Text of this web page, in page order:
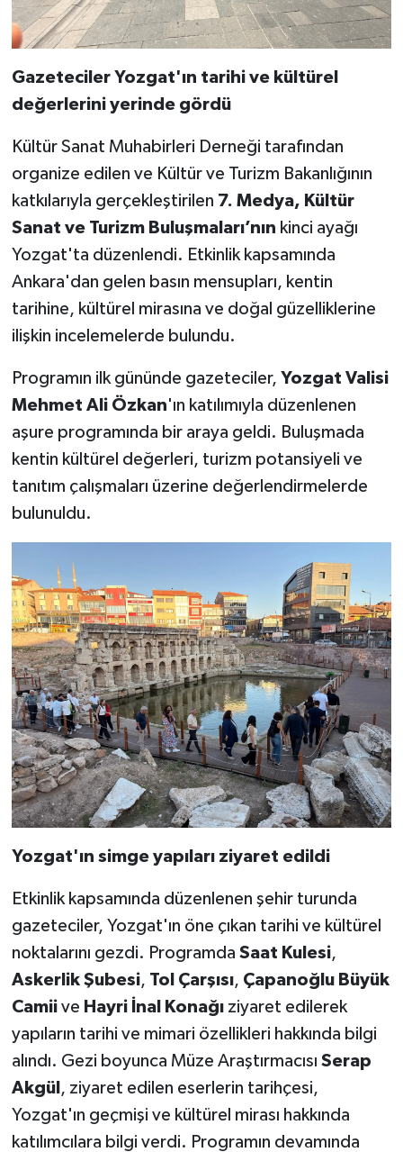
Gazeteciler Yozgat'ın tarihi ve kültürel
değerlerini yerinde gördü
Kültür Sanat Muhabirleri Derneği tarafından
organize edilen ve Kültür ve Turizm Bakanlığının
katkılarıyla gerçekleştirilen 7. Medya, Kültür
Sanat ve Turizm Buluşmaları’nın kinci ayağı
Yozgat'ta düzenlendi. Etkinlik kapsamında
Ankara'dan gelen basın mensupları, kentin
tarihine, kültürel mirasına ve doğal güzelliklerine
ilişkin incelemelerde bulundu.
Programın ilk gününde gazeteciler, Yozgat Valisi
Mehmet Ali Özkan'ın katılımıyla düzenlenen
aşure programında bir araya geldi. Buluşmada
kentin kültürel değerleri, turizm potansiyeli ve
tanıtım çalışmaları üzerine değerlendirmelerde
bulunuldu.
Yozgat'ın simge yapıları ziyaret edildi
Etkinlik kapsamında düzenlenen şehir turunda
gazeteciler, Yozgat'ın öne çıkan tarihi ve kültürel
noktalarını gezdi. Programda Saat Kulesi,
Askerlik Şubesi, Tol Çarşısı, Çapanoğlu Büyük
Camiive Hayri İnal Konağıziyaret edilerek
yapıların tarihi ve mimari özellikleri hakkında bilgi
alındı. Gezi boyunca Müze Araştırmacısı Serap
Akgül , ziyaret edilen eserlerin tarihçesi,
Yozgat'ın geçmişi ve kültürel mirası hakkında
katılımcılara bilgi verdi. Programın devamında